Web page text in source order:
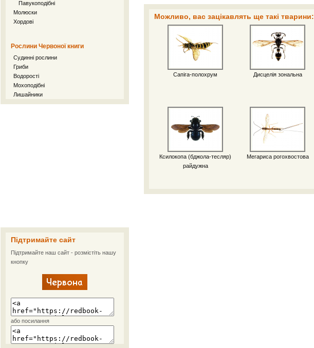
Павукоподібні
Молюски
Хордові
Рослини Червоної книги
Судинні рослини
Гриби
Водорості
Мохоподібні
Лишайники
Підтримайте сайт
Підтримайте наш сайт - розмістіть нашу
кнопку
або посилання
Можливо, вас зацікавлять ще такі тварини:
Сапіга-полохрум Дисцелія зональна
Ксилокопа (бджола-тесляр)
райдужна
Мегариса рогохвостова